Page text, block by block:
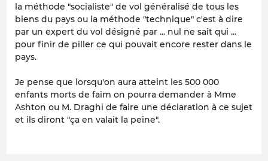
la méthode "socialiste" de vol généralisé de tous les
biens du pays ou la méthode "technique" c'est à dire
par un expert du vol désigné par ... nul ne sait qui ...
pour finir de piller ce qui pouvait encore rester dans le
pays.
Je pense que lorsqu'on aura atteint les 500 000
enfants morts de faim on pourra demander à Mme
Ashton ou M. Draghi de faire une déclaration à ce sujet
et ils diront "ça en valait la peine".